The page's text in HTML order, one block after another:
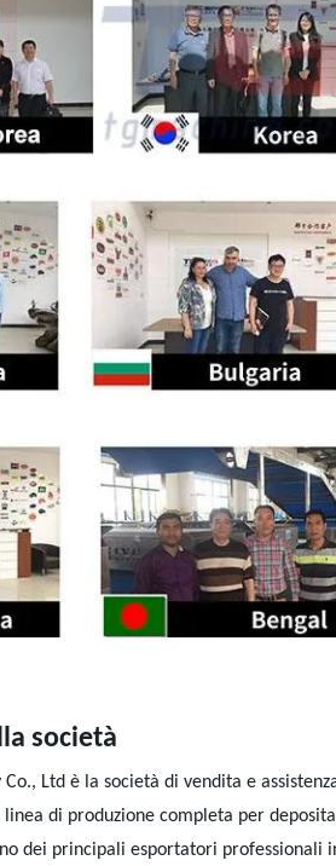
società
Co., Ltd è la società di vendita e
di produzione completa per
dei principali esportatori